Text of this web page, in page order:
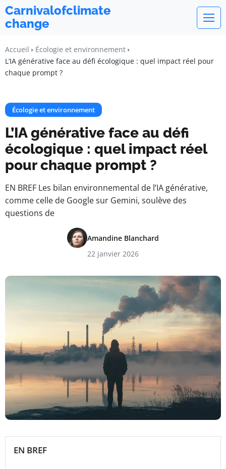
Carnivalofclimate
change
Accueil
Écologie et environnement
L’IA générative face au défi écologique : quel impact réel pour
chaque prompt ?
Écologie et environnement
L’IA générative face au défi
écologique : quel impact réel
pour chaque prompt ?
EN BREF Les bilan environnemental de l’IA générative,
comme celle de Google sur Gemini, soulève des
questions de
Amandine Blanchard
22 janvier 2026
EN BREF